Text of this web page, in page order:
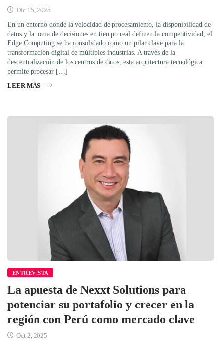
Dic 15, 2025
En un entorno donde la velocidad de procesamiento, la disponibilidad de
datos y la toma de decisiones en tiempo real definen la competitividad, el
Edge Computing se ha consolidado como un pilar clave para la
transformación digital de múltiples industrias. A través de la
descentralización de los centros de datos, esta arquitectura tecnológica
permite procesar […]
LEER MÁS
ENTREVISTA
La apuesta de Nexxt Solutions para
potenciar su portafolio y crecer en la
región con Perú como mercado clave
Oct 2, 2025